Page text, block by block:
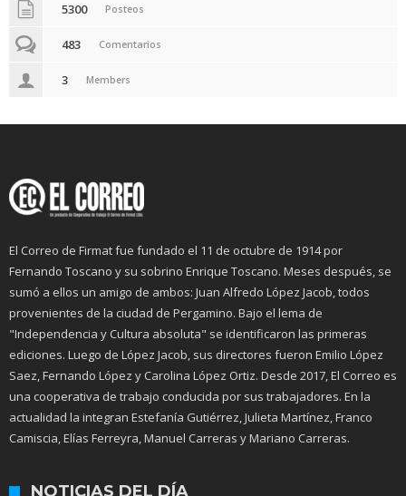
5300 Posteos
483 Comentarios
3 Members
El Correo de Firmat fue fundado el 11 de octubre de 1914 por
Fernando Toscano y su sobrino Enrique Toscano. Meses después, se
sumó a ellos un amigo de ambos: Juan Alfredo López Jacob, todos
provenientes de la ciudad de Pergamino. Bajo el lema de
"Independencia y Cultura absoluta" se identificaron las primeras
ediciones. Luego de López Jacob, sus directores fueron Emilio López
Saez, Fernando López y Carolina López Ortiz. Desde 2017, El Correo es
una cooperativa de trabajo conducida por sus trabajadores. En la
actualidad la integran Estefanía Gutiérrez, Julieta Martínez, Franco
Camiscia, Elías Ferreyra, Manuel Carreras y Mariano Carreras.
NOTICIAS DEL DÍA